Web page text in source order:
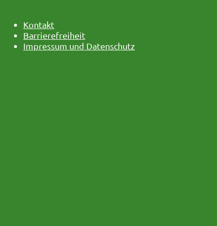
Kontakt
Barrierefreiheit
Impressum und Datenschutz